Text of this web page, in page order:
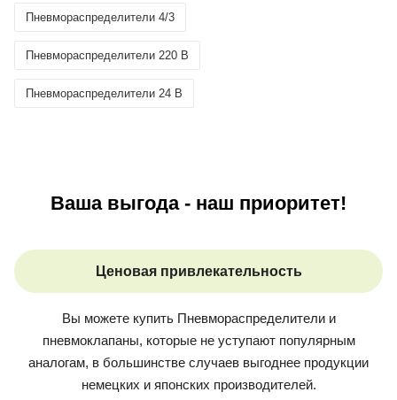
Пневмораспределители 4/3
Пневмораспределители 220 В
Пневмораспределители 24 В
Ваша выгода - наш приоритет!
Ценовая привлекательность
Вы можете купить Пневмораспределители и
пневмоклапаны, которые не уступают популярным
аналогам, в большинстве случаев выгоднее продукции
немецких и японских производителей.